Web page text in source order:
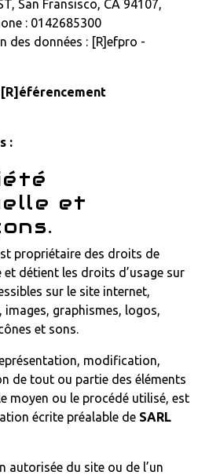
San Fransisco, CA 94107,
: 0142685300
des données : [R]efpro -
[R]éférencement
:
et
propriétaire des droits de
détient les droits d’usage sur
sur le site internet,
graphismes, logos,
et sons.
modification,
de tout ou partie des éléments
moyen ou le procédé utilisé, est
écrite préalable de SARL
autorisée du site ou de l’un